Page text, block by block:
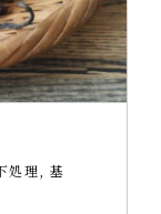
処理
基